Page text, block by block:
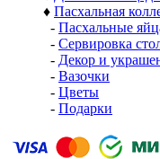
♦ Пасхальная
- Пасхальные
- Сервировка
- Декор и
- Вазочки
- Цветы
- Подарки